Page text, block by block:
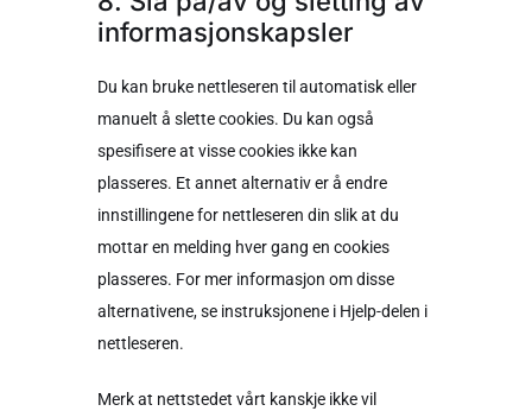
informasjonskapsler
Du kan bruke nettleseren til automatisk eller
manuelt å slette cookies. Du kan også
spesifisere at visse cookies ikke kan
plasseres. Et annet alternativ er å endre
innstillingene for nettleseren din slik at du
mottar en melding hver gang en cookies
plasseres. For mer informasjon om disse
alternativene, se instruksjonene i Hjelp-delen i
nettleseren.
Merk at nettstedet vårt kanskje ikke vil